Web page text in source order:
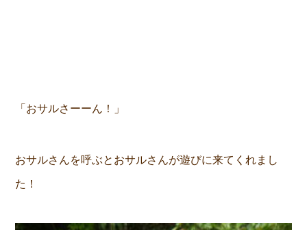
「おサルさーーん！」
おサルさんを呼ぶとおサルさんが遊びに来てくれまし
た！